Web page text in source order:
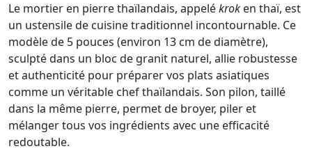
Le mortier en pierre thaïlandais, appelékrok en thaï, est
un ustensile de cuisine traditionnel incontournable. Ce
modèle de 5 pouces (environ 13 cm de diamètre),
sculpté dans un bloc de granit naturel, allie robustesse
et authenticité pour préparer vos plats asiatiques
comme un véritable chef thaïlandais. Son pilon, taillé
dans la même pierre, permet de broyer, piler et
mélanger tous vos ingrédients avec une efficacité
redoutable.